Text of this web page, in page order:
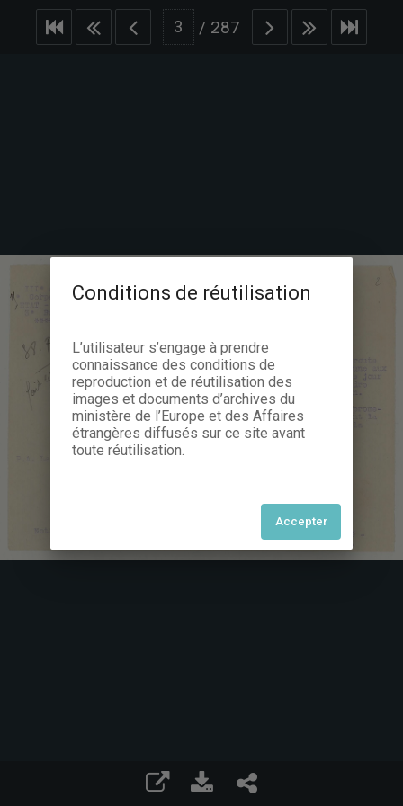
/ 287
Conditions de réutilisation
L’utilisateur s’engage à prendre
connaissance des conditions de
reproduction et de réutilisation des
images et documents d’archives du
ministère de l’Europe et des Affaires
étrangères diffusés sur ce site avant
toute réutilisation.